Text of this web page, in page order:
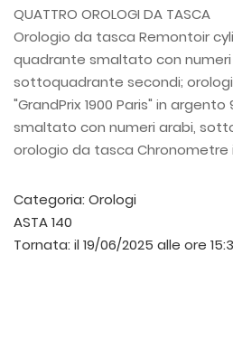
QUATTRO OROLOGI DA TASCA
Orologio da tasca Remontoir
quadrante smaltato con numeri
sottoquadrante secondi;
"GrandPrix 1900 Paris" in
smaltato con numeri arabi,
orologio da tasca
orologio da tasca in argento,
numeri romani, ricarica a chiave
(usure e da revisionare).
Categoria: Orologi
ASTA 140
Tornata: il 19/06/2025 alle ore